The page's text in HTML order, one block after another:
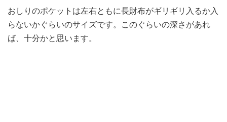
おしりのポケットは左右ともに長財布がギリギリ入るか入
らないかぐらいのサイズです。このぐらいの深さがあれ
ば、十分かと思います。